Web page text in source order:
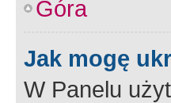
Góra
Jak mogę
W Panelu